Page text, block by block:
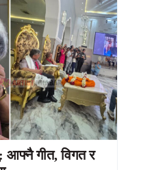
गीत, विगत र